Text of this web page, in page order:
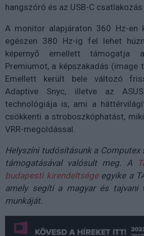
hangszóró és az USB-C
A monitor alapjáraton 360 Hz-en
egészen 380 Hz-ig fel lehet
képernyő emellett támogatja
Premiumot, a képszakadás (image
Emellett került bele változó
Adaptive Snyc, illetve az
technológiája is, ami a
csökkenti a stroboszkóphatást,
VRR-megoldással.
Helyszíni tudósításunk a Computex
támogatásával valósult meg. A
budapesti kirendeltségeegyike a
amely segíti a magyar és tajvani
munkáját.